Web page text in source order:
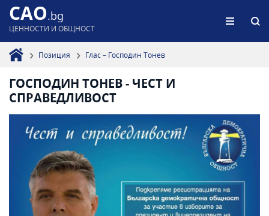
CAO.bg
ЦЕННОСТИ И ОБЩНОСТ
Позиция Глас – Господин Тонев
ГОСПОДИН ТОНЕВ - ЧЕСТ И
СПРАВЕДЛИВОСТ